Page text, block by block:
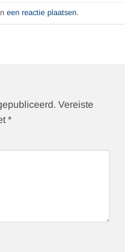
een reactie plaatsen.
Vereiste
*